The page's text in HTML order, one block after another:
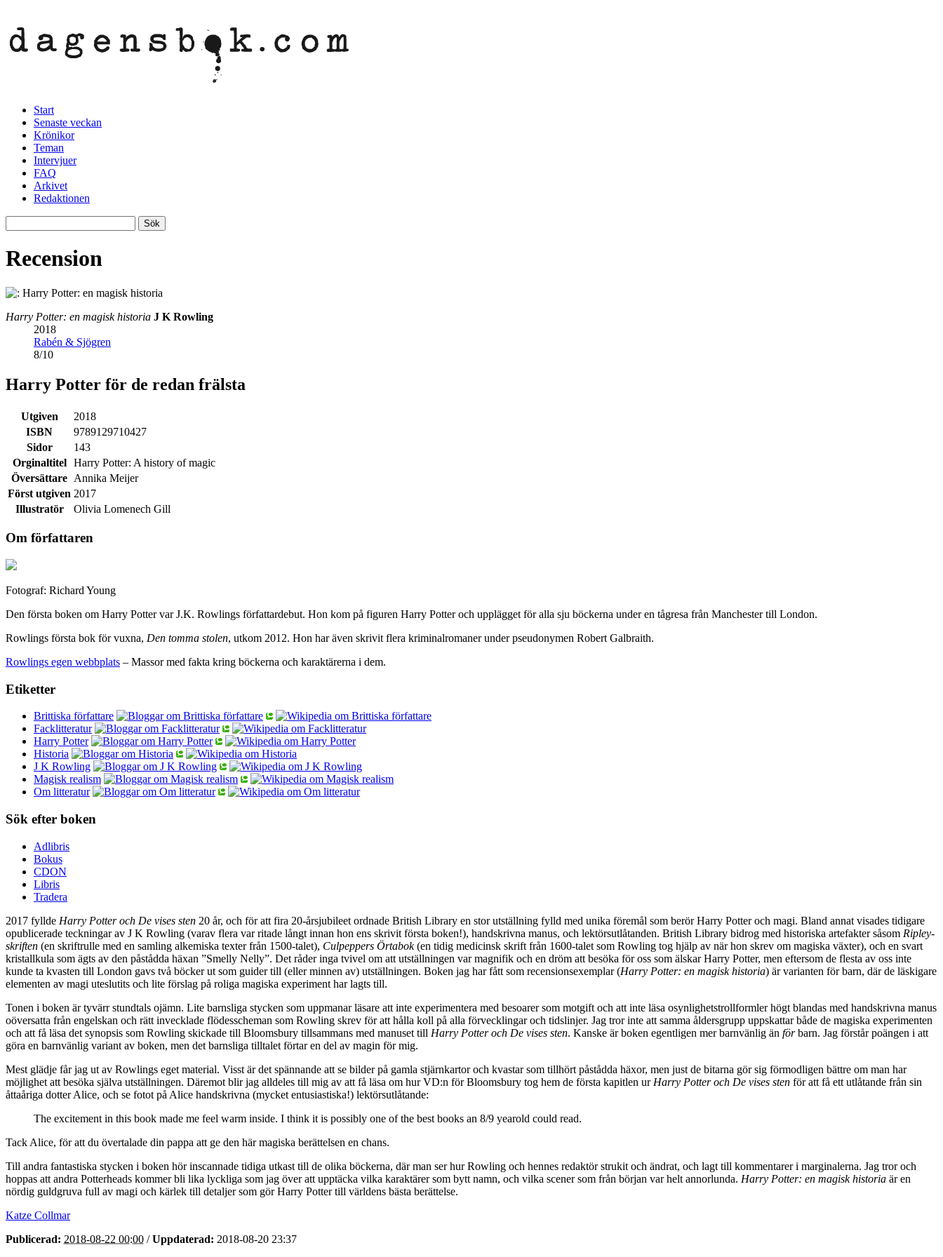
Start
Senaste veckan
Krönikor
Teman
Intervjuer
FAQ
Arkivet
Redaktionen
Recension
Harry Potter: en magisk historia J K Rowling
2018
Rabén & Sjögren
8/10
Harry Potter för de redan frälsta
Utgiven
2018
ISBN
9789129710427
Sidor
143
Orginaltitel
Harry Potter: A history of magic
Översättare Annika Meijer
Först utgiven 2017
Illustratör
Olivia Lomenech Gill
Om författaren
Fotograf: Richard Young
Den första boken om Harry Potter var J.K. Rowlings författardebut. Hon kom på figuren Harry Potter och upplägget för alla sju böckerna under en tågresa från Manchester till London.
Rowlings första bok för vuxna, Den tomma stolen, utkom 2012. Hon har även skrivit flera kriminalromaner under pseudonymen Robert Galbraith.
Rowlings egen webbplats – Massor med fakta kring böckerna och karaktärerna i dem.
Etiketter
Brittiska författare
Facklitteratur
Harry Potter
Historia
J K Rowling
Magisk realism
Om litteratur
Sök efter boken
Adlibris
Bokus
CDON
Libris
Tradera
2017 fyllde Harry Potter och De vises sten 20 år, och för att fira 20-årsjubileet ordnade British Library en stor utställning fylld med unika föremål som berör Harry Potter och magi. Bland annat visades tidigare
opublicerade teckningar av J K Rowling (varav flera var ritade långt innan hon ens skrivit första boken!), handskrivna manus, och lektörsutlåtanden. British Library bidrog med historiska artefakter såsom Ripley-
skriften (en skriftrulle med en samling alkemiska texter från 1500-talet), Culpeppers Örtabok(en tidig medicinsk skrift från 1600-talet som Rowling tog hjälp av när hon skrev om magiska växter), och en svart
kristallkula som ägts av den påstådda häxan ”Smelly Nelly”. Det råder inga tvivel om att utställningen var magnifik och en dröm att besöka för oss som älskar Harry Potter, men eftersom de flesta av oss inte
kunde ta kvasten till London gavs två böcker ut som guider till (eller minnen av) utställningen. Boken jag har fått som recensionsexemplar (Harry Potter: en magisk historia) är varianten för barn, där de läskigare
elementen av magi uteslutits och lite förslag på roliga magiska experiment har lagts till.
Tonen i boken är tyvärr stundtals ojämn. Lite barnsliga stycken som uppmanar läsare att inte experimentera med besoarer som motgift och att inte läsa osynlighetstrollformler högt blandas med handskrivna manus
oöversatta från engelskan och rätt invecklade flödesscheman som Rowling skrev för att hålla koll på alla förvecklingar och tidslinjer. Jag tror inte att samma åldersgrupp uppskattar både de magiska experimenten
och att få läsa det synopsis som Rowling skickade till Bloomsbury tillsammans med manuset till Harry Potter och De vises sten. Kanske är boken egentligen mer barnvänlig än förbarn. Jag förstår poängen i att
göra en barnvänlig variant av boken, men det barnsliga tilltalet förtar en del av magin för mig.
Mest glädje får jag ut av Rowlings eget material. Visst är det spännande att se bilder på gamla stjärnkartor och kvastar som tillhört påstådda häxor, men just de bitarna gör sig förmodligen bättre om man har
möjlighet att besöka själva utställningen. Däremot blir jag alldeles till mig av att få läsa om hur VD:n för Bloomsbury tog hem de första kapitlen ur Harry Potter och De vises sten för att få ett utlåtande från sin
åttaåriga dotter Alice, och se fotot på Alice handskrivna (mycket entusiastiska!) lektörsutlåtande:
The excitement in this book made me feel warm inside. I think it is possibly one of the best books an 8/9 yearold could read.
Tack Alice, för att du övertalade din pappa att ge den här magiska berättelsen en chans.
Till andra fantastiska stycken i boken hör inscannade tidiga utkast till de olika böckerna, där man ser hur Rowling och hennes redaktör strukit och ändrat, och lagt till kommentarer i marginalerna. Jag tror och
hoppas att andra Potterheads kommer bli lika lyckliga som jag över att upptäcka vilka karaktärer som bytt namn, och vilka scener som från början var helt annorlunda. Harry Potter: en magisk historia är en
nördig guldgruva full av magi och kärlek till detaljer som gör Harry Potter till världens bästa berättelse.
Katze Collmar
Publicerad: 2018-08-22 00:00 /Uppdaterad: 2018-08-20 23:37